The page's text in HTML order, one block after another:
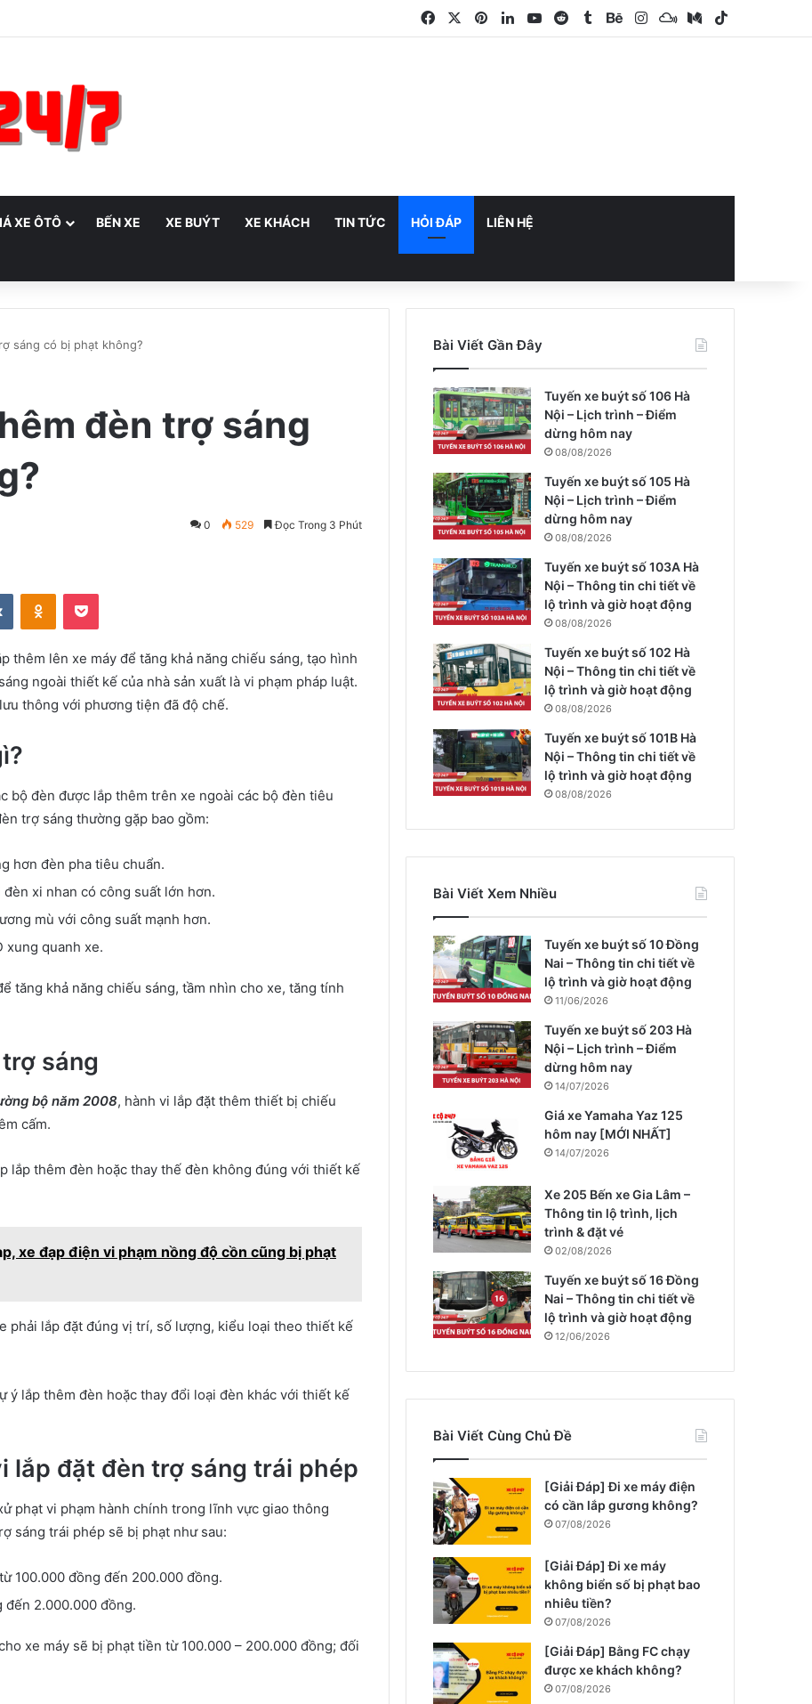
FacebookPinterestLinkedIn
YouTube
RedditTumblrBehance
InstagramMixcloud
Medium
XE ÔTÔ BẾN XE XE BUÝT XE KHÁCH TIN TỨC HỎI ĐÁP LIÊN HỆ
sáng có bị phạt không?
đèn trợ sáng
0 529 Đọc Trong 3 Phút
VKontakteOdnoklassniki
Pocket
thêm lên xe máy để tăng khả năng chiếu sáng, tạo hình
ngoài thiết kế của nhà sản xuất là vi phạm pháp luật.
thông với phương tiện đã độ chế.
bộ đèn được lắp thêm trên xe ngoài các bộ đèn tiêu
trợ sáng thường gặp bao gồm:
hơn đèn pha tiêu chuẩn.
xi nhan có công suất lớn hơn.
mù với công suất mạnh hơn.
xung quanh xe.
tăng khả năng chiếu sáng, tầm nhìn cho xe, tăng tính
sáng
bộ năm 2008, hành vi lắp đặt thêm thiết bị chiếu
cấm.
lắp thêm đèn hoặc thay thế đèn không đúng với thiết kế
xe đạp điện vi phạm nồng độ cồn cũng bị phạt
phải lắp đặt đúng vị trí, số lượng, kiểu loại theo thiết kế
ý lắp thêm đèn hoặc thay đổi loại đèn khác với thiết kế
lắp đặt đèn trợ sáng trái phép
phạt vi phạm hành chính trong lĩnh vực giao thông
sáng trái phép sẽ bị phạt như sau:
100.000 đồng đến 200.000 đồng.
đến 2.000.000 đồng.
xe máy sẽ bị phạt tiền từ 100.000 – 200.000 đồng; đối
Bài Viết Gần Đây
Tuyến xe buýt số 106 Hà
Nội – Lịch trình – Điểm
dừng hôm nay
08/08/2026
Tuyến xe buýt số 105 Hà
Nội – Lịch trình – Điểm
dừng hôm nay
08/08/2026
Tuyến xe buýt số 103A Hà
Nội – Thông tin chi tiết về
lộ trình và giờ hoạt động
08/08/2026
Tuyến xe buýt số 102 Hà
Nội – Thông tin chi tiết về
lộ trình và giờ hoạt động
08/08/2026
Tuyến xe buýt số 101B Hà
Nội – Thông tin chi tiết về
lộ trình và giờ hoạt động
08/08/2026
Bài Viết Xem Nhiều
Tuyến xe buýt số 10 Đồng
Nai – Thông tin chi tiết về
lộ trình và giờ hoạt động
11/06/2026
Tuyến xe buýt số 203 Hà
Nội – Lịch trình – Điểm
dừng hôm nay
14/07/2026
Giá xe Yamaha Yaz 125
hôm nay [MỚI NHẤT]
14/07/2026
Xe 205 Bến xe Gia Lâm –
Thông tin lộ trình, lịch
trình & đặt vé
02/08/2026
Tuyến xe buýt số 16 Đồng
Nai – Thông tin chi tiết về
lộ trình và giờ hoạt động
12/06/2026
Bài Viết Cùng Chủ Đề
[Giải Đáp] Đi xe máy điện
có cần lắp gương không?
07/08/2026
[Giải Đáp] Đi xe máy
không biển số bị phạt bao
nhiêu tiền?
07/08/2026
[Giải Đáp] Bằng FC chạy
được xe khách không?
07/08/2026